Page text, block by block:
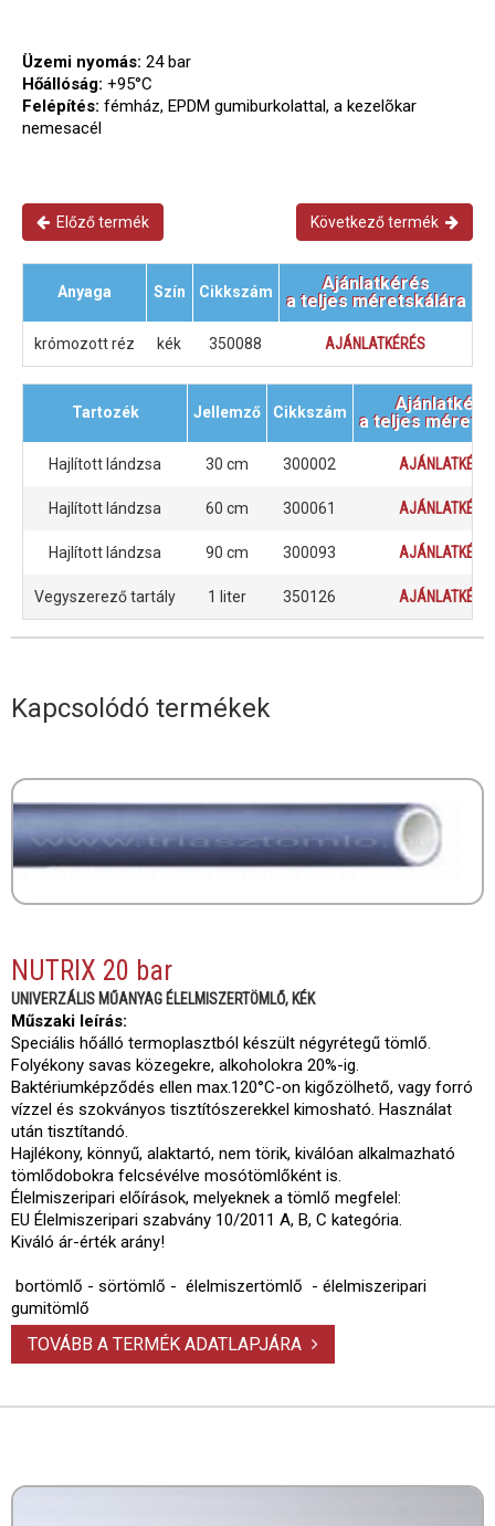
Üzemi nyomás: 24 bar
Hőállóság: +95°C
Felépítés: fémház, EPDM gumiburkolattal, a kezelõkar
nemesacél
Előző termék Következő termék
Anyaga Szín Cikkszám
Ajánlatkérés
a teljes méretskálára
krómozott réz kék 350088 AJÁNLATKÉRÉS
Tartozék Jellemző Cikkszám
a teljes
Hajlított lándzsa 30 cm 300002
Hajlított lándzsa 60 cm 300061
Hajlított lándzsa 90 cm 300093
Vegyszerező tartály 1 liter 350126
Kapcsolódó termékek
NUTRIX 20 bar
UNIVERZÁLIS MŰANYAG ÉLELMISZERTÖMLŐ, KÉK
Műszaki leírás:
Speciális hőálló termoplasztból készült négyrétegű tömlő.
Folyékony savas közegekre, alkoholokra 20%-ig.
Baktériumképződés ellen max.120°C-on kigőzölhető, vagy forró
vízzel és szokványos tisztítószerekkel kimosható. Használat
után tisztítandó.
Hajlékony, könnyű, alaktartó, nem törik, kiválóan alkalmazható
tömlődobokra felcsévélve mosótömlőként is.
Élelmiszeripari előírások, melyeknek a tömlő megfelel:
EU Élelmiszeripari szabvány 10/2011 A, B, C kategória.
Kiváló ár-érték arány!
bortömlő - sörtömlő - élelmiszertömlő - élelmiszeripari
gumitömlő
TOVÁBB A TERMÉK ADATLAPJÁRA